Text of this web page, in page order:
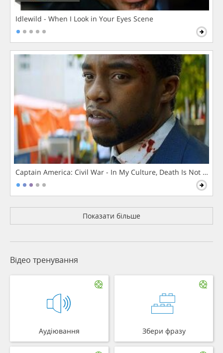
Idlewild - When I Look in Your Eyes Scene
Captain America: Civil War - In My Culture, Death Is Not The
Показати більше
Відео тренування
Аудіювання Збери фразу